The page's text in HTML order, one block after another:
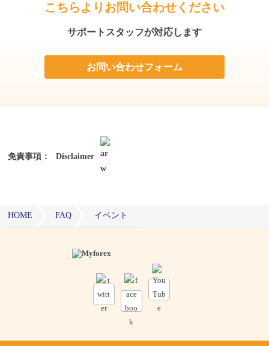
こちらよりお問い合わせください
サポートスタッフが対応します
お問い合わせフォーム
免責事項： Disclaimer
HOME FAQ イベント